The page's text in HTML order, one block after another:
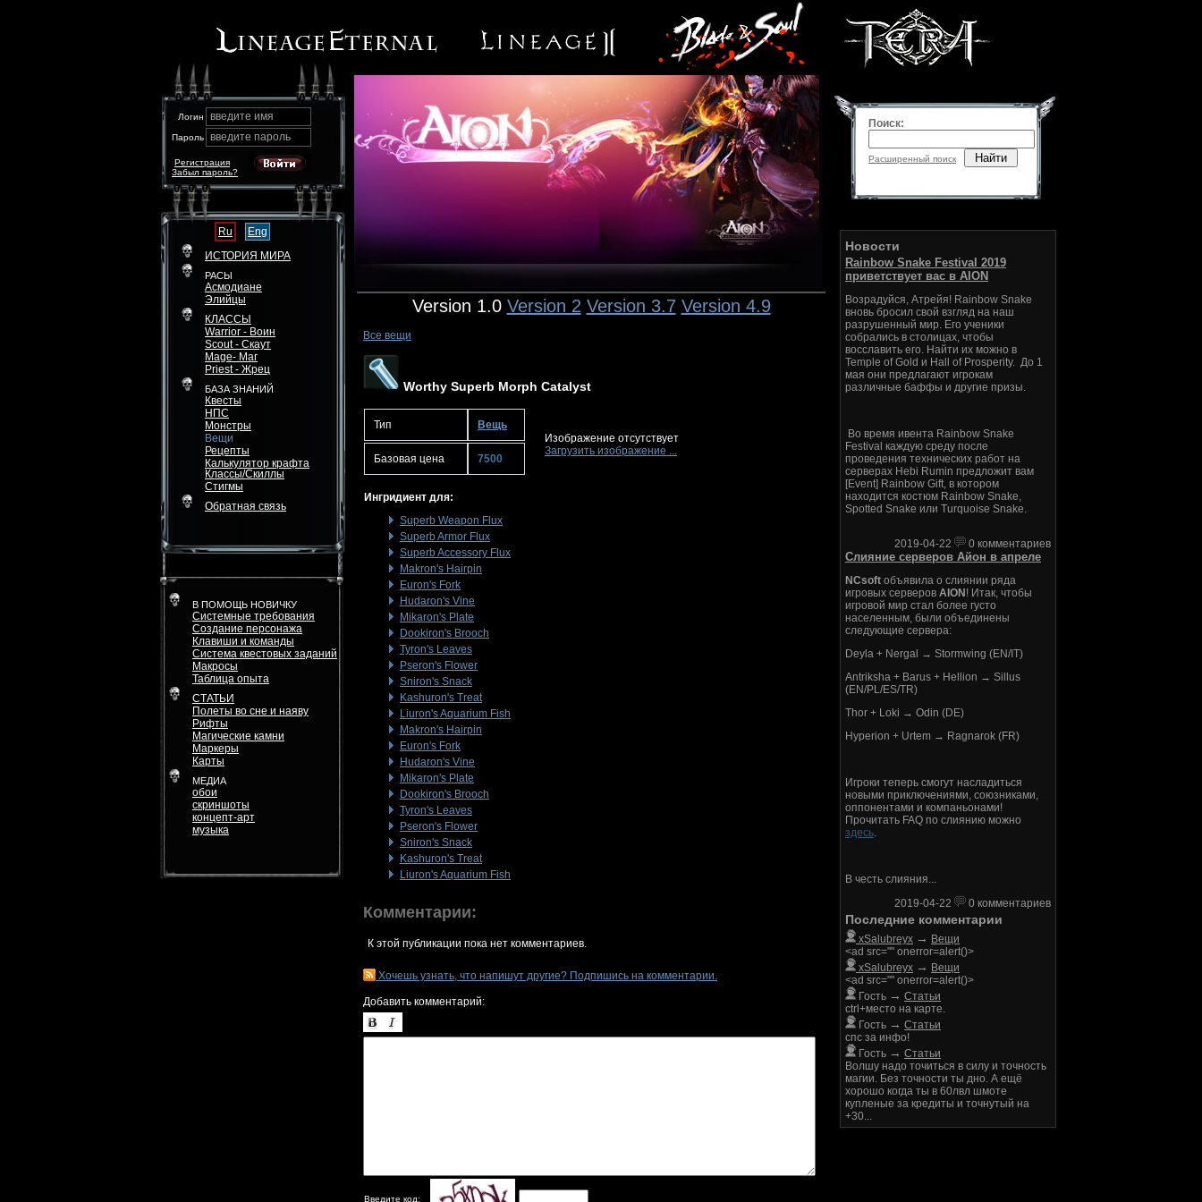
Логин введите имя
Пароль введите пароль
Забыл пароль?
Регистрация
Ru
Eng
ИСТОРИЯ МИРА
РАСЫ
Асмодиане
Элийцы
КЛАССЫ
Warrior - Воин
Scout - Скаут
Mage- Маг
Priest - Жрец
БАЗА ЗНАНИЙ
Квесты
НПС
Монстры
Вещи
Рецепты
Калькулятор крафта
Классы/Скиллы
Стигмы
Обратная связь
В ПОМОЩЬ НОВИЧКУ
Системные требования
Создание персонажа
Клавиши и команды
Система квестовых заданий
Макросы
Таблица опыта
СТАТЬИ
Полеты во сне и наяву
Рифты
Магические камни
Маркеры
Карты
МЕДИА
обои
скриншоты
концепт-арт
музыка
Version 1.0 Version 2 Version 3.7 Version 4.9
Все вещи
Worthy Superb Morph Catalyst
Тип Вещь
Базовая цена 7500
Изображение отсутствует
Загрузить изображение ...
Ингридиент для:
Superb Weapon Flux
Superb Armor Flux
Superb Accessory Flux
Makron's Hairpin
Euron's Fork
Hudaron's Vine
Mikaron's Plate
Dookiron's Brooch
Tyron's Leaves
Pseron's Flower
Sniron's Snack
Kashuron's Treat
Liuron's Aquarium Fish
Makron's Hairpin
Euron's Fork
Hudaron's Vine
Mikaron's Plate
Dookiron's Brooch
Tyron's Leaves
Pseron's Flower
Sniron's Snack
Kashuron's Treat
Liuron's Aquarium Fish
Комментарии:
К этой публикации пока нет комментариев.
Хочешь узнать, что напишут другие? Подпишись на комментарии.
Добавить комментарий:
Введите код:
Поиск:
Расширенный поиск Найти
Новости
Rainbow Snake Festival 2019
приветствует вас в AION
Возрадуйся, Атрейя! Rainbow Snake
вновь бросил свой взгляд на наш
разрушенный мир. Его ученики
собрались в столицах, чтобы
восславить его. Найти их можно в
Temple of Gold и Hall of Prosperity. До 1
мая они предлагают игрокам
различные баффы и другие призы.
Во время ивента Rainbow Snake
Festival каждую среду после
проведения технических работ на
серверах Hebi Rumin предложит вам
[Event] Rainbow Gift, в котором
находится костюм Rainbow Snake,
Spotted Snake или Turquoise Snake.
2019-04-22 0 комментариев
Слияние серверов Айон в апреле
NCsoft объявила о слиянии ряда
игровых серверов AION ! Итак, чтобы
игровой мир стал более густо
населенным, были объединены
следующие сервера:
Deyla + Nergal → Stormwing (EN/IT)
Antriksha + Barus + Hellion → Sillus
(EN/PL/ES/TR)
Thor + Loki → Odin (DE)
Hyperion + Urtem → Ragnarok (FR)
Игроки теперь смогут насладиться
новыми приключениями, союзниками,
оппонентами и компаньонами!
Прочитать FAQ по слиянию можно
здесь.
В честь слияния...
2019-04-22
0 комментариев
Последние комментарии
xSalubreyx → Вещи
<ad src="" onerror=alert()>
xSalubreyx → Вещи
<ad src="" onerror=alert()>
Гость → Статьи
ctrl+место на карте.
Гость → Статьи
спс за инфо!
Гость → Статьи
Волшу надо точиться в силу и точность
магии. Без точности ты дно. А ещё
хорошо когда ты в 60лвл шмоте
купленые за кредиты и точнутый на
+30...